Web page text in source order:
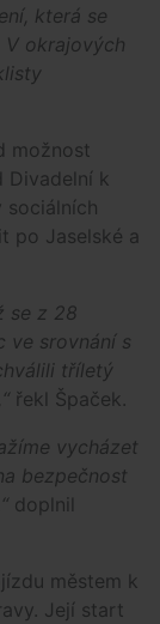
která se
okrajových
možnost
Divadelní k
sociálních
po Jaselské a
se z 28
ve srovnání s
tříletý
řekl Špaček.
vycházet
bezpečnost
doplnil
městem k
Její start